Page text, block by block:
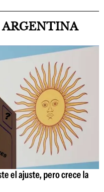
el ajuste, pero crece la